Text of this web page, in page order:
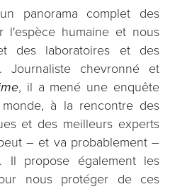
panorama complet des
l'espèce humaine et nous
des laboratoires et des
Journaliste chevronné et
, il a mené une enquête
à la rencontre des
et des meilleurs experts
– et va probablement –
Il propose également les
nous protéger de ces